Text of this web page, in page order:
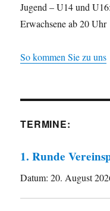
Jugend – U14 und
Erwachsene ab 20 Uhr
So kommen Sie zu uns
TERMINE:
1. Runde
Datum:20. August